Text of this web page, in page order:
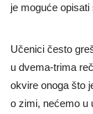
je moguće
Učenici često
u dvema-trima
okvire onoga što
o zimi, nećemo u